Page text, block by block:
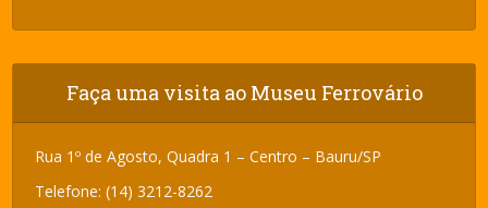
Faça uma visita ao Museu Ferrovário
Rua 1º de Agosto, Quadra 1 – Centro – Bauru/SP
Telefone: (14) 3212-8262